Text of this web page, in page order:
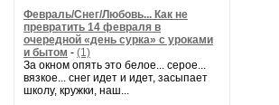
Февраль/Снег/Любовь... Как не
превратить 14 февраля в
очередной «день сурка» с уроками
и бытом - (1)
За окном опять это белое... серое...
вязкое... снег идет и идет, засыпает
школу, кружки, наш...